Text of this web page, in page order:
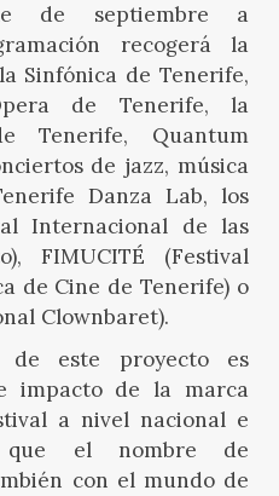
de septiembre a
recogerá la
Sinfónica de Tenerife,
de Tenerife, la
Tenerife, Quantum
de jazz, música
Danza Lab, los
Internacional de las
FIMUCITÉ (Festival
de Cine de Tenerife) o
Clownbaret).
de este proyecto es
impacto de la marca
a nivel nacional e
que el nombre de
con el mundo de